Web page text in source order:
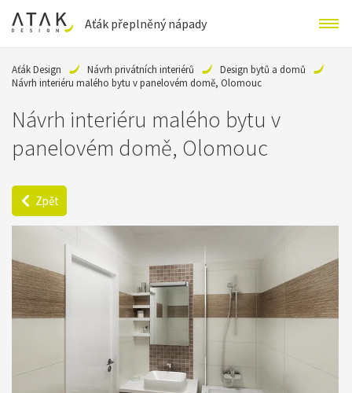
Aťák přeplněný nápady
Aťák Design Návrh privátních interiérů
Design bytů a domů
Návrh interiéru malého bytu v panelovém domě, Olomouc
Návrh interiéru malého bytu v
panelovém domě, Olomouc
Zpět